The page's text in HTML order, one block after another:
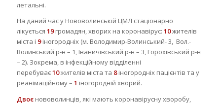
летальні.
На даний час у Нововолинській ЦМЛ стаціонарно
лікується 19громадян, хворих на коронавірус: 10жителів
міста і 9іногородніх (м. Володимир-Волинський- 3, Вол.-
Волинський р-н – 1, Іваничівський р-н – 3, Горохівський р-н
– 2). Зокрема, в інфекційному відділенні
перебуває10жителів міста та 8іногородніх пацієнтів та у
реанімаційному – 1 іногородній хворий.
Двоєнововолинців, які мають коронавірусну хворобу,